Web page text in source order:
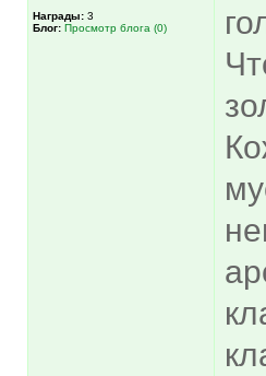
Награды: 3
Блог: Просмотр блога (0)